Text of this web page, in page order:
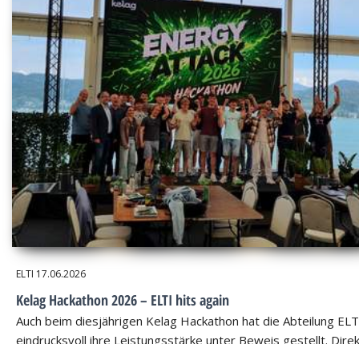
ELTI 17.06.2026
Kelag Hackathon 2026 – ELTI hits again
Auch beim diesjährigen Kelag Hackathon hat die Abteilung
eindrucksvoll ihre Leistungsstärke unter Beweis gestellt.